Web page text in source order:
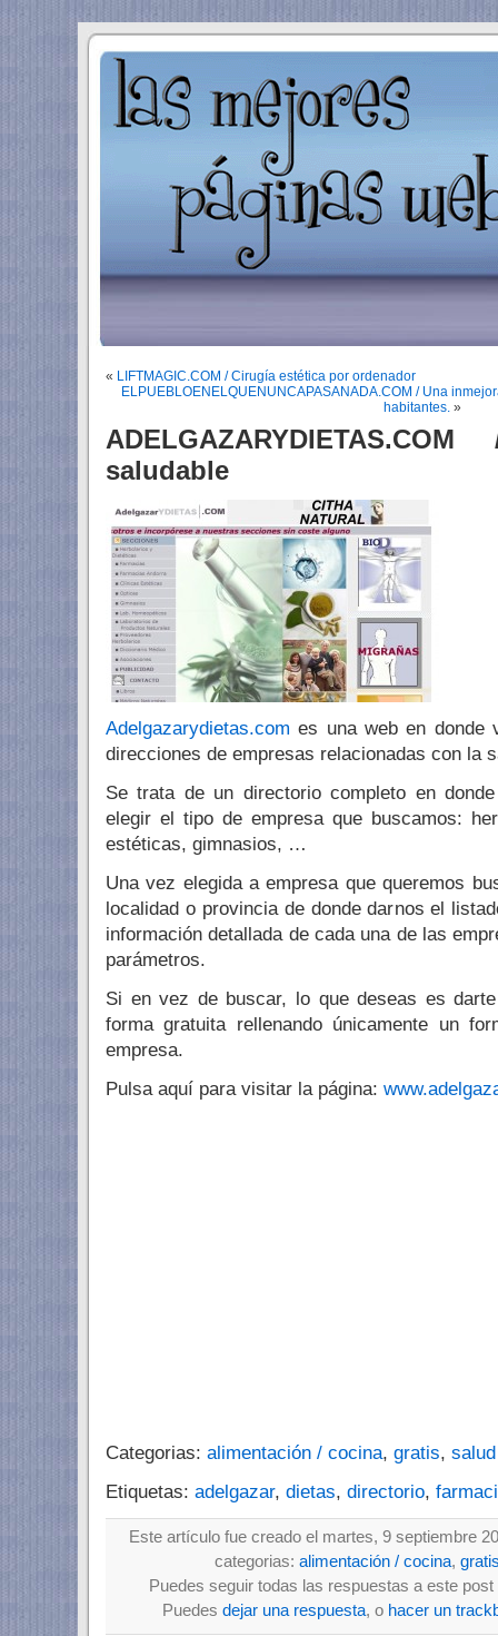
« LIFTMAGIC.COM / Cirugía estética por ordenador
ELPUEBLOENELQUENUNCAPASANADA.COM / Una
habitantes. »
saludable
Adelgazarydietas.com es una web en donde
direcciones de empresas relacionadas con la
Se trata de un directorio completo en
elegir el tipo de empresa que buscamos:
estéticas, gimnasios, …
Una vez elegida a empresa que queremos
localidad o provincia de donde darnos el
información detallada de cada una de las
parámetros.
Si en vez de buscar, lo que deseas es
forma gratuita rellenando únicamente un
empresa.
Pulsa aquí para visitar la página:
Categorias: alimentación / cocina, gratis,
Etiquetas: adelgazar, dietas, directorio,
Este artículo fue creado el martes, 9 septiembre
categorias: alimentación / cocina,
Puedes seguir todas las respuestas a este
Puedes dejar una respuesta, o hacer un